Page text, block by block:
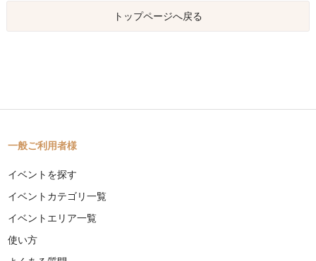
トップページへ戻る
一般ご利用者様
イベントを探す
イベントカテゴリ一覧
イベントエリア一覧
使い方